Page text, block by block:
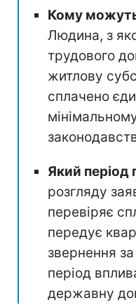
Кому
Людина, з
трудового
житлову
сплачено
Який період
розгляду
перевіряє
передує
звернення
період
державну